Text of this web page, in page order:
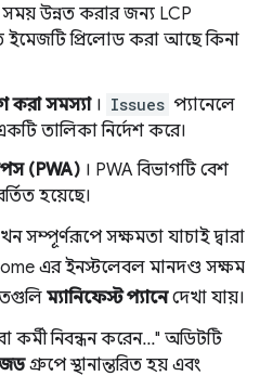
উন্নত করার জন্য LCP
ইমেজটি প্রিলোড করা আছে কিনা
করা সমস্যা। Issues প্যানেলে
তালিকা নির্দেশ করে।
(PWA) । PWA বিভাগটি বেশ
হয়েছে।
সম্পূর্ণরূপে সক্ষমতা যাচাই দ্বারা
এর ইনস্টলেবল মানদণ্ড সক্ষম
ম্যানিফেস্ট প্যানেদেখা যায়।
কর্মী নিবন্ধন করেন..." অডিটটি
গ্রুপে স্থানান্তরিত হয় এবং